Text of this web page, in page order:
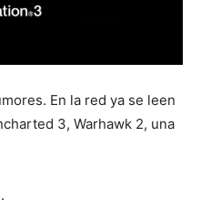
En la red ya se leen
3, Warhawk 2, una